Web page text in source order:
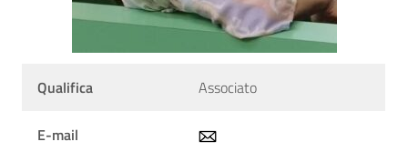
Qualifica Associato
E-mail